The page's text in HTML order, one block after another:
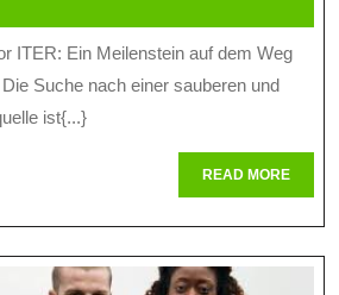
2023
Suche nach einer sauberen und
ist{...}
READ MOREREAD
MORE